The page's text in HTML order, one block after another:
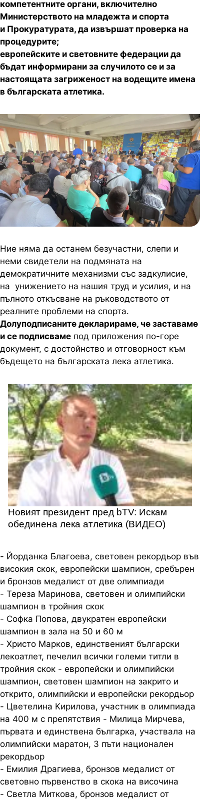
компетентните органи, включително
Министерството на младежта и спорта
и Прокуратурата, да извършат проверка на
процедурите;
европейските и световните федерации да
бъдат информирани за случилото се и за
настоящата загриженост на водещите имена
в българската атлетика.
Ние няма да останем безучастни, слепи и
неми свидетели на подмяната на
демократичните механизми със задкулисие,
на унижението на нашия труд и усилия, и на
пълното откъсване на ръководството от
реалните проблеми на спорта.
Долуподписаните декларираме, че заставаме
и се подписваме под приложения по-горе
документ, с достойнство и отговорност към
бъдещето на българската лека атлетика.
Новият президент пред bTV: Искам
обединена лека атлетика (ВИДЕО)
- Йорданка Благоева, световен рекордьор във
високия скок, европейски шампион, сребърен
и бронзов медалист от две олимпиади
- Тереза Маринова, световен и олимпийски
шампион в тройния скок
- Софка Попова, двукратен европейски
шампион в зала на 50 и 60 м
- Христо Марков, единственият български
лекоатлет, печелил всички големи титли в
тройния скок - европейски и олимпийски
шампион, световен шампион на закрито и
открито, олимпийски и европейски рекордьор
- Цветелина Кирилова, участник в олимпиада
на 400 м с препятствия - Милица Мирчева,
първата и единствена българка, участвала на
олимпийски маратон, 3 пъти национален
рекордьор
- Емилия Драгиева, бронзов медалист от
световно първенство в скока на височина
- Светла Миткова, бронзов медалист от